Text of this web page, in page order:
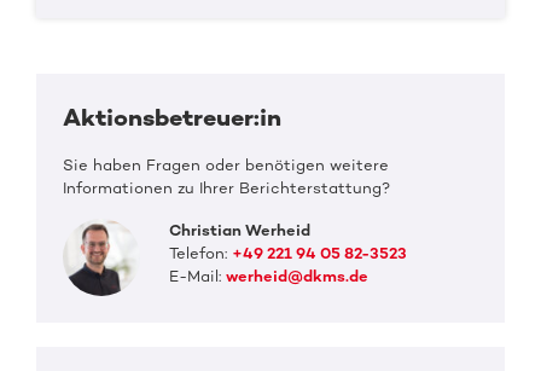
Aktionsbetreuer:in
Sie haben Fragen oder benötigen weitere
Informationen zu Ihrer Berichterstattung?
Christian Werheid
Telefon: +49 221 94 05 82-3523
E-Mail:werheid@dkms.de